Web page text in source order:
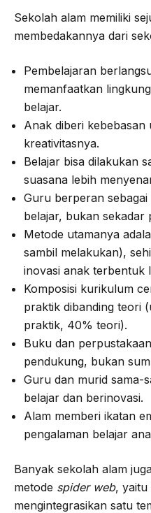
Sekolah alam memiliki
membedakannya dari
Pembelajaran
memanfaatkan
belajar.
Anak diberi
kreativitasnya.
Belajar bisa dilakukan
suasana lebih
Guru berperan
belajar, bukan sekadar
Metode utamanya
sambil melakukan),
inovasi anak terbentuk
Komposisi kurikulum
praktik dibanding teori
praktik, 40% teori).
Buku dan
pendukung, bukan
Guru dan murid sama-
belajar dan berinovasi.
Alam memberi ikatan
pengalaman belajar
Banyak sekolah alam
metode spider web, yaitu
mengintegrasikan satu